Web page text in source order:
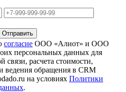
Отправить
согласие ООО «Алиот» и ООО
персональных данных для
связи, расчета стоимости,
ведения обращения в CRM
на условиях Политики
.